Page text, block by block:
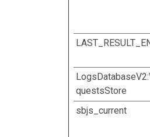
questsStore
sbjs_current